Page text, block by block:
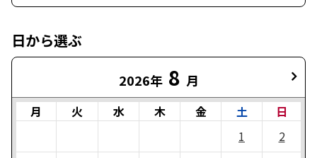
日から選ぶ
2026年 8 月
月 火 水 木 金 土
日
1
2